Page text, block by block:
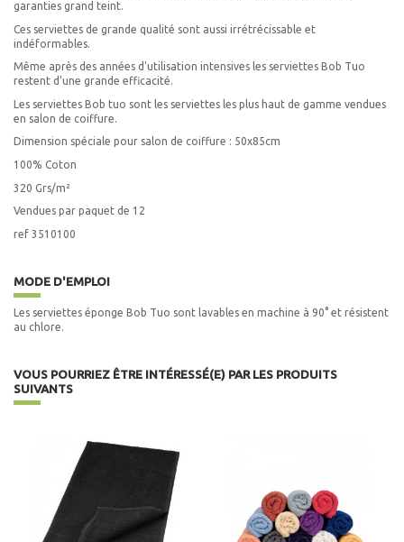
garanties grand teint.
Ces serviettes de grande qualité sont aussi irrétrécissable et
indéformables.
Même après des années d'utilisation intensives les serviettes Bob Tuo
restent d'une grande efficacité.
Les serviettes Bob tuo sont les serviettes les plus haut de gamme vendues
en salon de coiffure.
Dimension spéciale pour salon de coiffure : 50x85cm
100% Coton
320 Grs/m²
Vendues par paquet de 12
ref 3510100
MODE D'EMPLOI
Les serviettes éponge Bob Tuo sont lavables en machine à 90° et résistent
au chlore.
VOUS POURRIEZ ÊTRE INTÉRESSÉ(E) PAR LES PRODUITS
SUIVANTS